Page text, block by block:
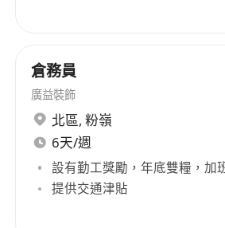
倉務員
廣益裝飾
北區, 粉嶺
6天/週
設有勤工獎勵，年底雙糧，加
提供交通津貼